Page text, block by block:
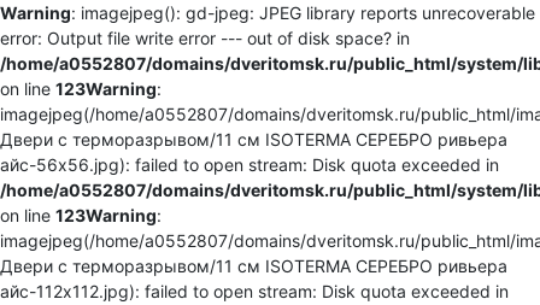
Warning: imagejpeg(): gd-jpeg: JPEG library reports unrecoverable
error: Output file write error --- out of disk space? in
/home/a0552807/domains/dveritomsk.ru/public_html/system/
on line 123Warning:
imagejpeg(/home/a0552807/domains/dveritomsk.ru/public_html/
Двери с терморазрывом/11 см ISOTERMA СЕРЕБРО ривьера
айс-56x56.jpg): failed to open stream: Disk quota exceeded in
/home/a0552807/domains/dveritomsk.ru/public_html/system/
on line 123Warning:
imagejpeg(/home/a0552807/domains/dveritomsk.ru/public_html/
Двери с терморазрывом/11 см ISOTERMA СЕРЕБРО ривьера
айс-112x112.jpg): failed to open stream: Disk quota exceeded in